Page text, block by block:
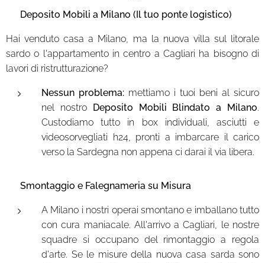
🔒 Deposito Mobili a Milano (Il tuo ponte logistico)
Hai venduto casa a Milano, ma la nuova villa sul litorale
sardo o l'appartamento in centro a Cagliari ha bisogno di
lavori di ristrutturazione?
Nessun problema: mettiamo i tuoi beni al sicuro
nel nostro
Deposito Mobili Blindato a Milano.
Custodiamo tutto in box individuali, asciutti e
videosorvegliati h24, pronti a imbarcare il carico
verso la Sardegna non appena ci darai il via libera.
🛠️ Smontaggio e Falegnameria su Misura
A Milano i nostri operai smontano e imballano tutto
con cura maniacale. All'arrivo a Cagliari, le nostre
squadre si occupano del rimontaggio a regola
d'arte. Se le misure della nuova casa sarda sono